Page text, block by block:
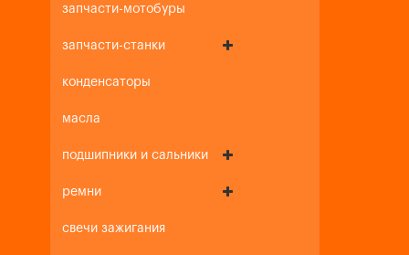
запчасти-мотобуры
запчасти-станки
конденсаторы
масла
подшипники и сальники
ремни
свечи зажигания